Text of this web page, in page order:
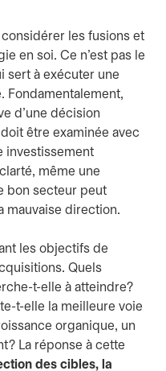
les fusions et
en soi. Ce n’est pas le
sert à exécuter une
Fondamentalement,
d’une décision
être examinée avec
investissement
même une
bon secteur peut
mauvaise direction.
les objectifs de
Quels
t-elle à atteindre?
t-elle la meilleure voie
organique, un
La réponse à cette
des cibles, la